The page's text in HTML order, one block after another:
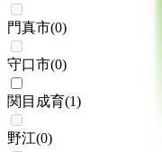
門真市(0)
守口市(0)
関目成育(1)
野江(0)